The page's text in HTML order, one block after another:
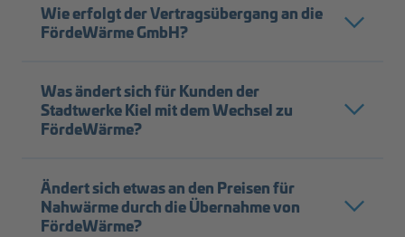
Wie erfolgt der Vertragsübergang an die
FördeWärme GmbH?
Was ändert sich für Kunden der
Stadtwerke Kiel mit dem Wechsel zu
FördeWärme?
Ändert sich etwas an den Preisen für
Nahwärme durch die Übernahme von
FördeWärme?